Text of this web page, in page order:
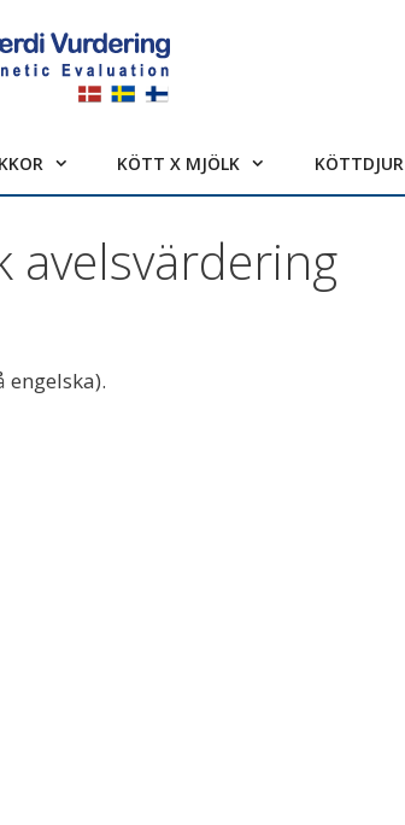
KÖTT X MJÖLK KÖTTDJUR
avelsvärdering
engelska).